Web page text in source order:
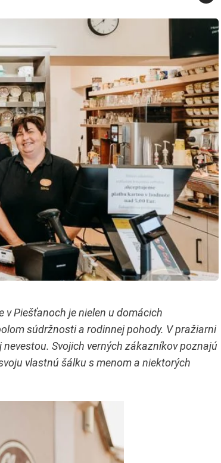
Piešťanoch je nielen u domácich
súdržnosti a rodinnej pohody. V pražiarni
Svojich verných zákazníkov poznajú
vlastnú šálku s menom a niektorých